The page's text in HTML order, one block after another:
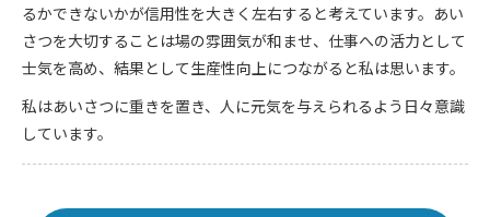
るかできないかが信用性を大きく左右すると考えています。あい
さつを大切することは場の雰囲気が和ませ、仕事への活力として
士気を高め、結果として生産性向上につながると私は思います。
私はあいさつに重きを置き、人に元気を与えられるよう日々意識
しています。